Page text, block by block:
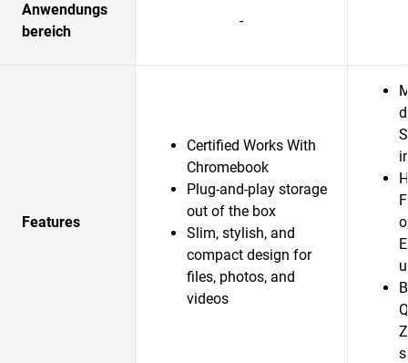
Anwendungs
bereich
-
Features
Certified Works With
Chromebook
Plug-and-play storage
out of the box
Slim, stylish, and
compact design for
files, photos, and
videos